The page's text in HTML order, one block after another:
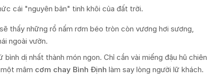
cái "nguyên bản" tinh khôi của đất trời.
sẽ thấy những rổ nấm rơm béo tròn còn vương hơi sương,
ngoài vườn.
dị nhất thành món ngon. Chỉ cần vài miếng đậu hũ chiên
mâm cơm chay Bình Định làm say lòng người lữ khách.